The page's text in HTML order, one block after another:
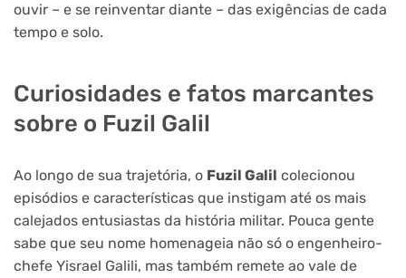
ouvir – e se reinventar diante – das exigências de cada
tempo e solo.
Curiosidades e fatos marcantes
sobre o Fuzil Galil
Ao longo de sua trajetória, o Fuzil Galil colecionou
episódios e características que instigam até os mais
calejados entusiastas da história militar. Pouca gente
sabe que seu nome homenageia não só o engenheiro-
chefe Yisrael Galili, mas também remete ao vale de